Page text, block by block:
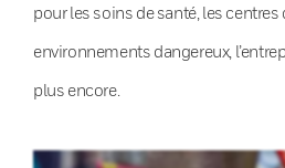
pour les soins de santé, les
environnements dangereux,
plus encore.